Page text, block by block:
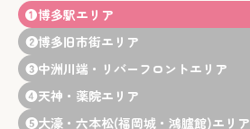
❶博多駅エリア
❷博多旧市街エリア
❸中洲川端・リバーフロントエリア
❹天神・薬院エリア
❺大濠・六本松(福岡城・鴻臚館)エリア